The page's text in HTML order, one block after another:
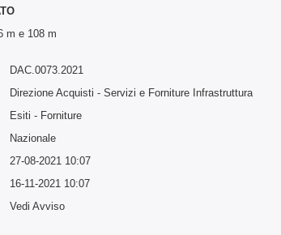
m e 108 m
DAC.0073.2021
Direzione Acquisti - Servizi e Forniture Infrastruttura
Esiti - Forniture
Nazionale
27-08-2021 10:07
16-11-2021 10:07
Vedi Avviso